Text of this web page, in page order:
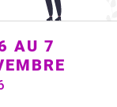
AU 7